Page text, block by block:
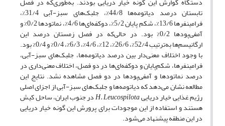
تابستان درصد دیاتومه‌ها 44/8%، جلبک‌های سبز-آبی 31/4%،
فرامینفرها 13/6%، شکم پایان 5/2%، دوکفه‌ای‌ها 4/6%، نماتودها 0/2% و
آمفی‌پودها 0/2% بود. در حالی‌که در فصل زمستان درصد این
ارگانیسم‌ها به‌ترتیب 52/4%، 26/6%، 12%، 4/6%، 6/3%، 0/4% و 0/4% بود.
با وجود اختلاف معنی‌دار بین درصد دیاتومه‌ها، جلبک‌های سبز-آبی،
فرامینفرها، شکم‌پایان و دوکفه‌ای‌ها در دو فصل، اختلاف معنی‌داری در
درصد نماتودها و آمفی‌پودها در دو فصل مشاهده نشد. نتایج این
مطالعه نشان می‌دهد که دیاتومه‌ها و جلبک‌های سبز-آبی از اجزای اصلی
رژیم غذایی خیار دریاییH. Leucospilotaدر جنوب ایران، ساحل کیش
هستند و استفاده از این موجودات برای پرورش این گونه خیار دریایی
در این منطقه پیشنهاد می‌شود.